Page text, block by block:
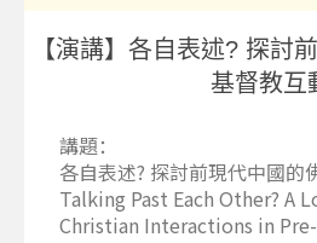
【演講】各自表述? 探討
基督教互
講題：
各自表述? 探討前現代中國的
Talking Past Each Other? A
Christian Interactions in